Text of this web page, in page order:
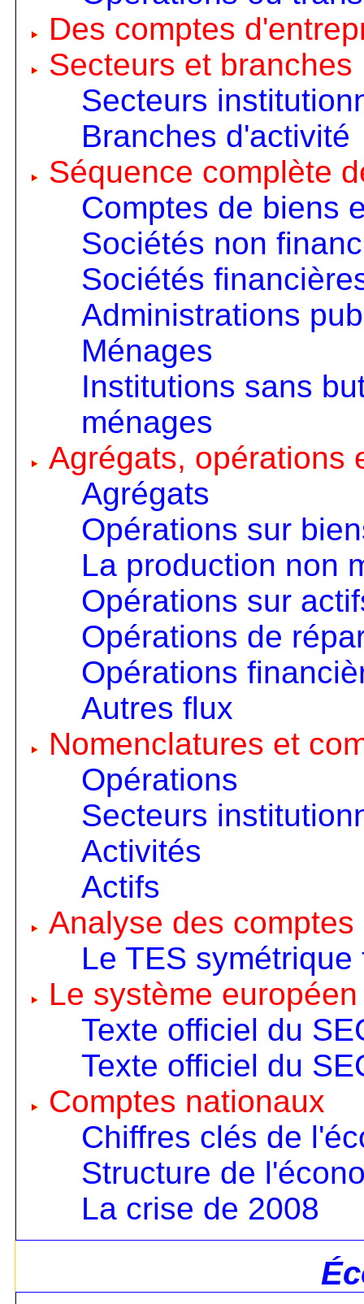
Des comptes
Secteurs et branches
Secteurs
Branches d'activité
Séquence complète
Comptes de biens
Sociétés non
Sociétés
Administrations
Ménages
Institutions sans
ménages
Agrégats, opérations
Agrégats
Opérations sur
La production non
Opérations sur
Opérations de
Opérations
Autres flux
Nomenclatures et
Opérations
Secteurs
Activités
Actifs
Analyse des
Le TES symétrique
Le système
Texte officiel du
Texte officiel du
Comptes nationaux
Chiffres clés de
Structure de
La crise de 2008